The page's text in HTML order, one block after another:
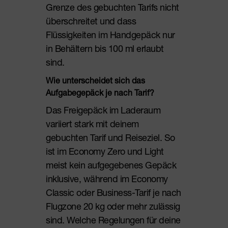
Grenze des gebuchten Tarifs nicht
überschreitet und dass
Flüssigkeiten im Handgepäck nur
in Behältern bis 100 ml erlaubt
sind.
Wie unterscheidet sich das
Aufgabegepäck je nach Tarif?
Das Freigepäck im Laderaum
variiert stark mit deinem
gebuchten Tarif und Reiseziel. So
ist im Economy Zero und Light
meist kein aufgegebenes Gepäck
inklusive, während im Economy
Classic oder Business-Tarif je nach
Flugzone 20 kg oder mehr zulässig
sind. Welche Regelungen für deine